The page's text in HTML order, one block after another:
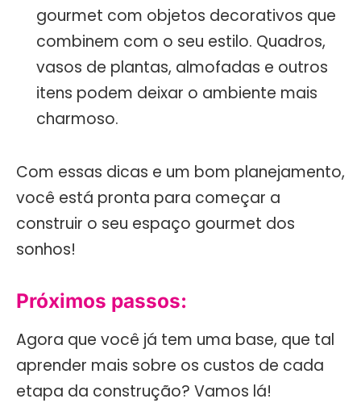
gourmet com objetos decorativos que
combinem com o seu estilo. Quadros,
vasos de plantas, almofadas e outros
itens podem deixar o ambiente mais
charmoso.
Com essas dicas e um bom planejamento,
você está pronta para começar a
construir o seu espaço gourmet dos
sonhos!
Próximos passos:
Agora que você já tem uma base, que tal
aprender mais sobre os custos de cada
etapa da construção? Vamos lá!